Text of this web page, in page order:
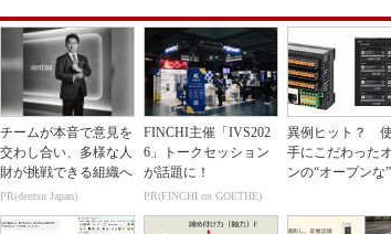
チームが本音で意見を
交わし合い、多様な人
財が挑戦できる組織へ
PR(dentsu Japan)
FINCHI主催「IVS202
6」トークセッション
が話題に！
PR(FINCHI on GOETHE)
異例ヒット？
手にこだわった
ンの“オープンな